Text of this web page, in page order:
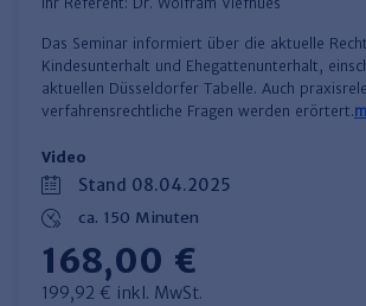
​Das Seminar informiert über die aktuelle
Kindesunterhalt und Ehegattenunterhalt,
aktuellen Düsseldorfer Tabelle. Auch
verfahrensrechtliche Fragen werden erörtert.​
Video
Stand 08.04.2025
ca. 150 Minuten
168,00 €
199,92 € inkl. MwSt.